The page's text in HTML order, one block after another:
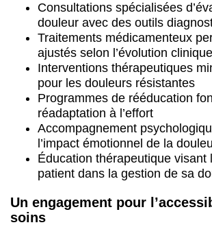
Consultations spécialisées
douleur avec des outils
Traitements médicamenteux
ajustés selon l’évolution clinique
Interventions thérapeutiques
pour les douleurs résistantes
Programmes de rééducation
réadaptation à l’effort
Accompagnement
l’impact émotionnel de la
Éducation thérapeutique visant
patient dans la gestion de sa
Un engagement pour
soins